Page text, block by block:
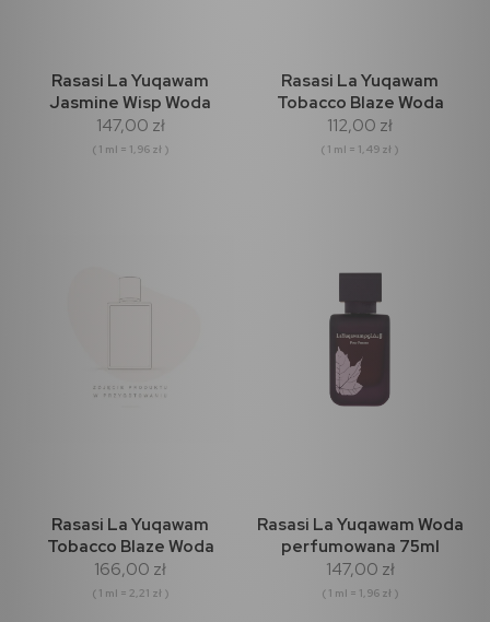
Rasasi La Yuqawam
Jasmine Wisp Woda
Perfumowana 75ml
147,00 zł
( 1 ml = 1,96 zł )
Rasasi La Yuqawam
Tobacco Blaze Woda
perfumowana 75ml
112,00 zł
( 1 ml = 1,49 zł )
Rasasi La Yuqawam
Tobacco Blaze Woda
Perfumowana 75ml
166,00 zł
( 1 ml = 2,21 zł )
Rasasi La Yuqawam Woda
perfumowana 75ml
147,00 zł
( 1 ml = 1,96 zł )